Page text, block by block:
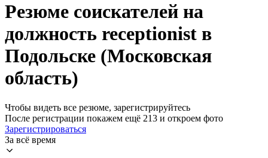
Резюме соискателей на
должность receptionist в
Подольске (Московская
область)
Чтобы видеть все резюме, зарегистрируйтесь
После регистрации покажем ещё 213 и откроем фото
Зарегистрироваться
За всё время